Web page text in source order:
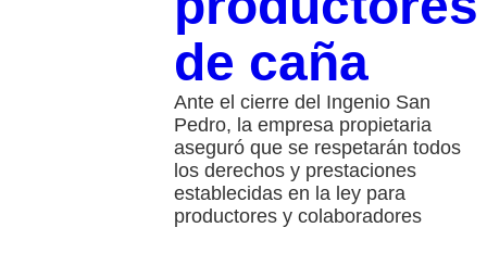
de caña
Ante el cierre del Ingenio San
Pedro, la empresa propietaria
aseguró que se respetarán todos
los derechos y prestaciones
establecidas en la ley para
productores y colaboradores